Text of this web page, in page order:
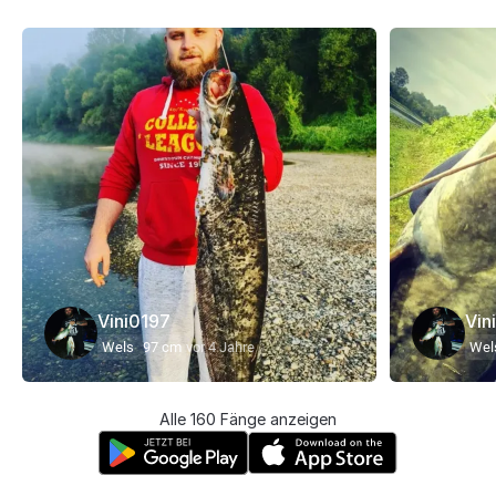
Vini0197
Wels 97 cm vor 4 Jahre
Alle 160 Fänge anzeigen